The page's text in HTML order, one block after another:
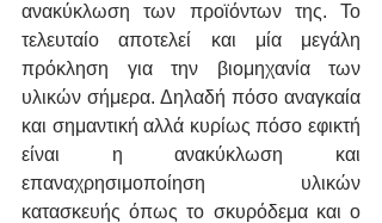
ανακύκλωση των προϊόντων της. Το
τελευταίο αποτελεί και μία μεγάλη
πρόκληση για την βιομηχανία των
υλικών σήμερα. Δηλαδή πόσο αναγκαία
και σημαντική αλλά κυρίως πόσο εφικτή
είναι η ανακύκλωση και
επαναχρησιμοποίηση υλικών
κατασκευής όπως το σκυρόδεμα και ο